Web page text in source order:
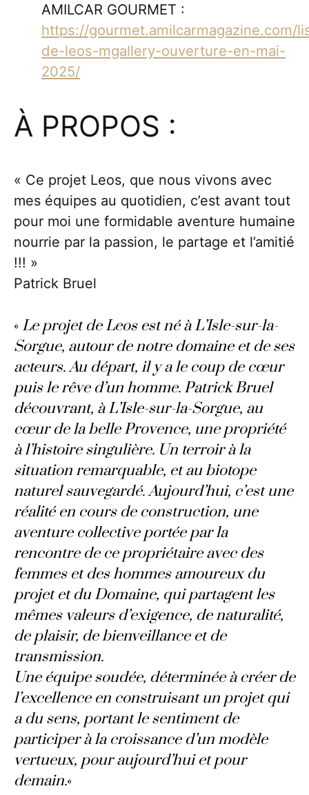
AMILCAR GOURMET :
https://gourmet.amilcarmagazine.com/
de-leos-mgallery-ouverture-en-mai-
2025/
À PROPOS :
« Ce projet Leos, que nous vivons avec
mes équipes au quotidien, c’est avant tout
pour moi une formidable aventure humaine
nourrie par la passion, le partage et l’amitié
!!! »
Patrick Bruel
« Le projet de Leos est né à L’Isle-sur-la-
Sorgue, autour de notre domaine et de ses
acteurs. Au départ, il y a le coup de cœur
puis le rêve d’un homme. Patrick Bruel
découvrant, à L’Isle-sur-la-Sorgue, au
cœur de la belle Provence, une propriété
à l’histoire singulière. Un terroir à la
situation remarquable, et au biotope
naturel sauvegardé. Aujourd’hui, c’est une
réalité en cours de construction, une
aventure collective portée par la
rencontre de ce propriétaire avec des
femmes et des hommes amoureux du
projet et du Domaine, qui partagent les
mêmes valeurs d’exigence, de naturalité,
de plaisir, de bienveillance et de
transmission.
Une équipe soudée, déterminée à créer de
l’excellence en construisant un projet qui
a du sens, portant le sentiment de
participer à la croissance d’un modèle
vertueux, pour aujourd’hui et pour
demain.«